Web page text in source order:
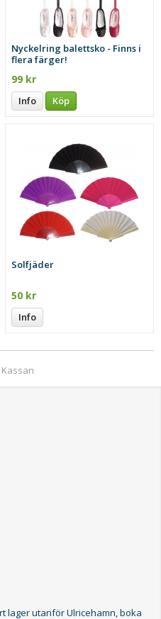
Nyckelring balettsko - Finns i
flera färger!
99 kr
Info Köp
Solfjäder
50 kr
Info
Kassan
lager utanför Ulricehamn, boka